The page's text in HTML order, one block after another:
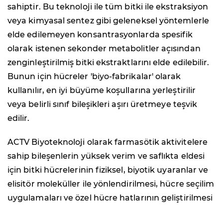
sahiptir. Bu teknoloji ile tüm bitki ile ekstraksiyon
veya kimyasal sentez gibi geleneksel yöntemlerle
elde edilemeyen konsantrasyonlarda spesifik
olarak istenen sekonder metabolitler açısından
zenginleştirilmiş bitki ekstraktlarını elde edilebilir.
Bunun için hücreler 'biyo-fabrikalar' olarak
kullanılır, en iyi büyüme koşullarına yerleştirilir
veya belirli sınıf bileşikleri aşırı üretmeye teşvik
edilir.
ACTV Biyoteknoloji olarak farmasötik aktivitelere
sahip bileşenlerin yüksek verim ve saflıkta eldesi
için bitki hücrelerinin fiziksel, biyotik uyaranlar ve
elisitör moleküller ile yönlendirilmesi, hücre seçilim
uygulamaları ve özel hücre hatlarının geliştirilmesi